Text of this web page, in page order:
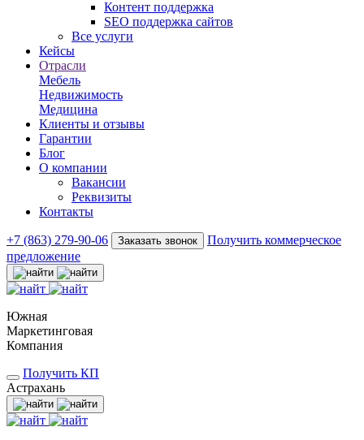
Контент поддержка
SEO поддержка сайтов
Все услуги
Кейсы
Отрасли
Мебель
Недвижимость
Медицина
Клиенты и отзывы
Гарантии
Блог
О компании
Вакансии
Реквизиты
Контакты
+7 (863) 279-90-06 Заказать звонок
Получить коммерческое
предложение
Южная
Маркетинговая
Компания
Получить КП
Астрахань